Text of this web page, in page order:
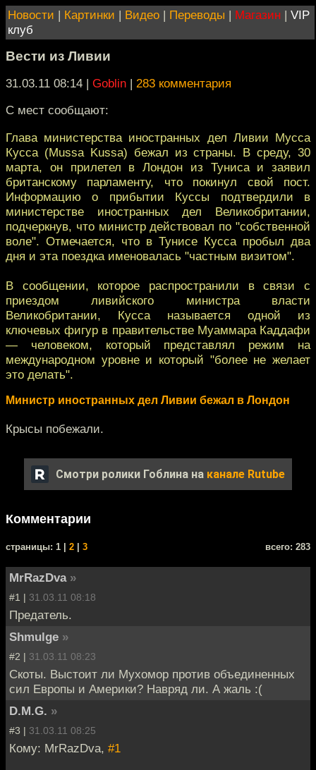
Новости | Картинки | Видео | Переводы | Магазин | VIP
клуб
Вести из Ливии
31.03.11 08:14 | Goblin | 283 комментария
С мест сообщают:
Глава министерства иностранных дел Ливии Мусса
Кусса (Mussa Kussa) бежал из страны. В среду, 30
марта, он прилетел в Лондон из Туниса и заявил
британскому парламенту, что покинул свой пост.
Информацию о прибытии Куссы подтвердили в
министерстве иностранных дел Великобритании,
подчеркнув, что министр действовал по "собственной
воле". Отмечается, что в Тунисе Кусса пробыл два
дня и эта поездка именовалась "частным визитом".
В сообщении, которое распространили в связи с
приездом ливийского министра власти
Великобритании, Кусса называется одной из
ключевых фигур в правительстве Муаммара Каддафи
— человеком, который представлял режим на
международном уровне и который "более не желает
это делать".
Министр иностранных дел Ливии бежал в Лондон
Крысы побежали.
Смотри ролики Гоблина на канале Rutube
Комментарии
cтраницы: 1 | 2 3 всего: 283
MrRazDva »
#1 | 31.03.11 08:18
Предатель.
Shmulge »
#2 | 31.03.11 08:23
Скоты. Выстоит ли Мухомор против объединенных
сил Европы и Америки? Навряд ли. А жаль :(
D.M.G. »
#3 | 31.03.11 08:25
Кому: MrRazDva, #1